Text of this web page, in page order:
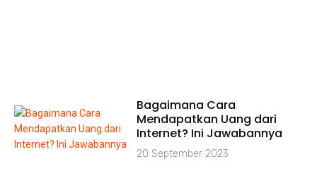
Bagaimana Cara
Mendapatkan Uang dari
Internet? Ini Jawabannya
20 September 2023